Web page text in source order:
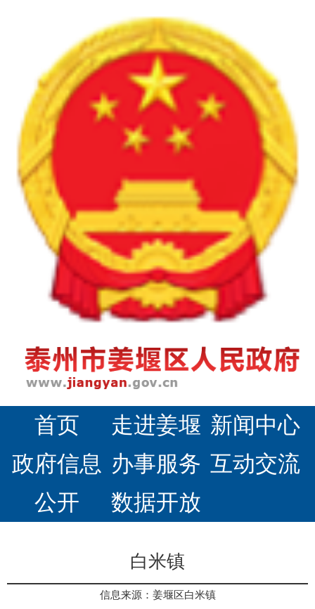
首页 走进姜堰 新闻中心
政府信息
公开
办事服务 互动交流
数据开放
白米镇
信息来源：姜堰区白米镇